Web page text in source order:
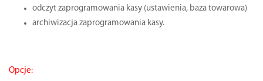
odczyt zaprogramowania kasy (ustawienia, baza towarowa)
archiwizacja zaprogramowania kasy.
Opcje: